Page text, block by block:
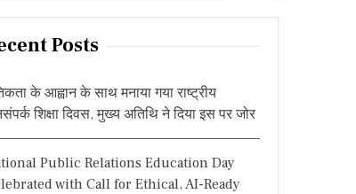
Posts
के आह्वान के साथ मनाया गया राष्ट्रीय
शिक्षा दिवस, मुख्य अतिथि ने दिया इस पर जोर
Public Relations Education Day
with Call for Ethical, AI-Ready